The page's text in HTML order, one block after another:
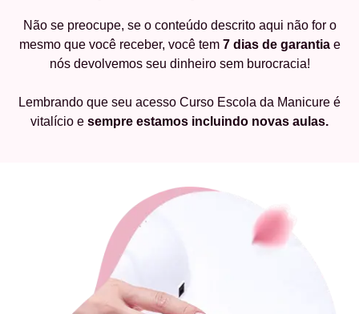
Não se preocupe, se o conteúdo descrito aqui não for o
mesmo que você receber, você tem 7 dias de garantiae
nós devolvemos seu dinheiro sem burocracia!
Lembrando que seu acesso Curso Escola da Manicure é
vitalício e sempre estamos incluindo novas aulas.